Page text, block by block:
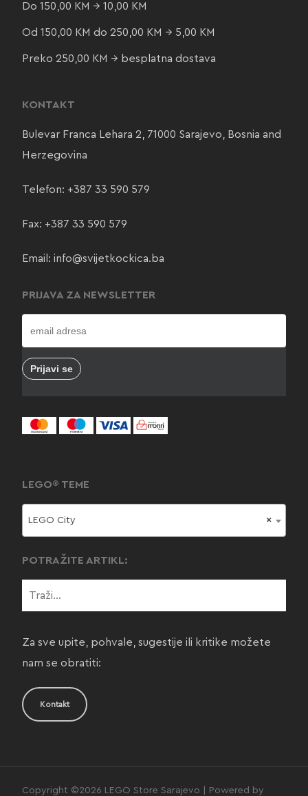
Do 150,00 KM → 10,00 KM
Od 150,00 KM do 250,00 KM → 5,00 KM
Preko 250,00 KM → besplatna dostava
KONTAKT
Bulevar Franca Lehara 2, 71000 Sarajevo, Bosnia and
Herzegovina
Telefon: +387 33 590 579
Fax: +387 33 590 579
Email: info@svijetkockica.ba
PRIJAVA ZA NEWSLETTER
LEGO® TEME
×
LEGO City
POTRAŽITE ARTIKL:
Za sve upite, pohvale, sugestije ili kritike možete
nam se obratiti:
Kontakt
Copyright ©2026 LEGO Store Sarajevo | Powered by